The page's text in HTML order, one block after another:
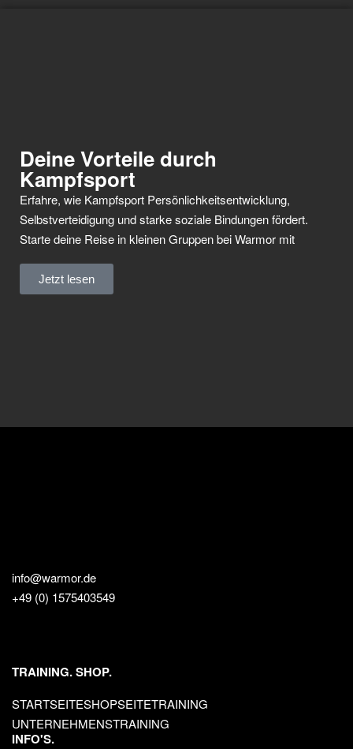
Deine Vorteile durch
Kampfsport
Erfahre, wie Kampfsport Persönlichkeitsentwicklung,
Selbstverteidigung und starke soziale Bindungen fördert.
Starte deine Reise in kleinen Gruppen bei Warmor mit
Jetzt lesen
info@warmor.de
+49 (0) 1575403549
TRAINING. SHOP.
STARTSEITESHOPSEITETRAINING
UNTERNEHMENSTRAINING
INFO'S.